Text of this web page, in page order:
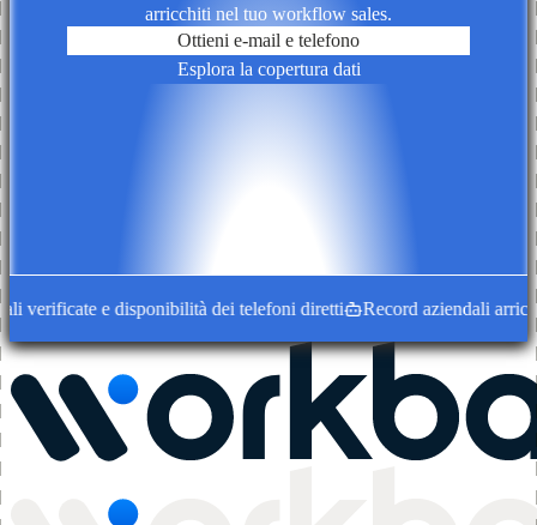
arricchiti nel tuo workflow sales.
Ottieni e-mail e telefono
Esplora la copertura dati
verificate e disponibilità dei telefoni diretti Record aziendali